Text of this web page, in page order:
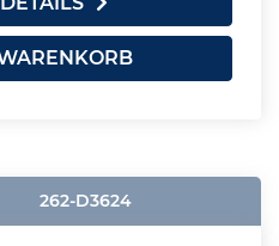
262-D3624